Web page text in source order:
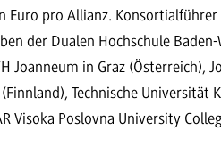
pro Allianz. Konsortialführer
der Dualen Hochschule
Joanneum in Graz (Österreich),
Technische Universität
Visoka Poslovna University